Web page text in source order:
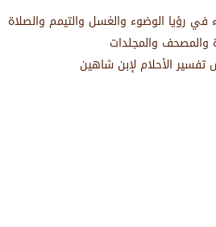
رؤيا الوضوء والغسل والتيمم والصلاة
والمصحف والمجلدات
الأحلام لإبن شاهين